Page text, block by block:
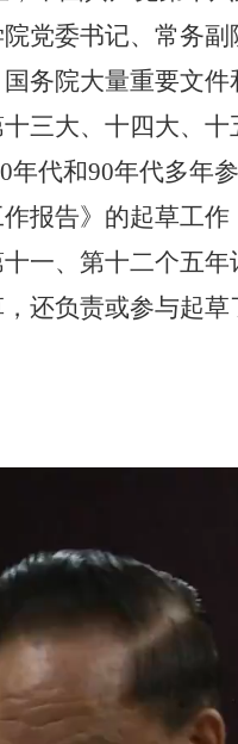
党委书记、常务
务院大量重要文
三大、十四大、
年代和90年代多年
报告》的起草工
一、第十二个五
还负责或参与起